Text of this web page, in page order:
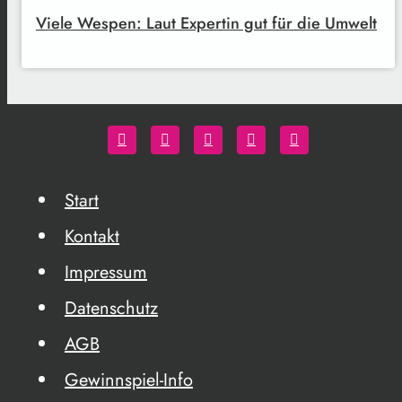
Viele Wespen: Laut Expertin gut für die Umwelt
Start
Kontakt
Impressum
Datenschutz
AGB
Gewinnspiel-Info